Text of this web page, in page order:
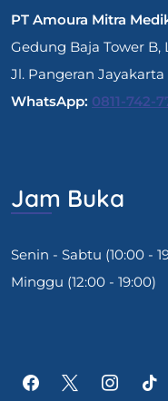
PT Amoura Mitra
Gedung Baja Tower B,
Jl. Pangeran Jayakarta
WhatsApp: 0811-742-
Jam Buka
Senin - Sabtu (10:00 -
Minggu (12:00 - 19:00)